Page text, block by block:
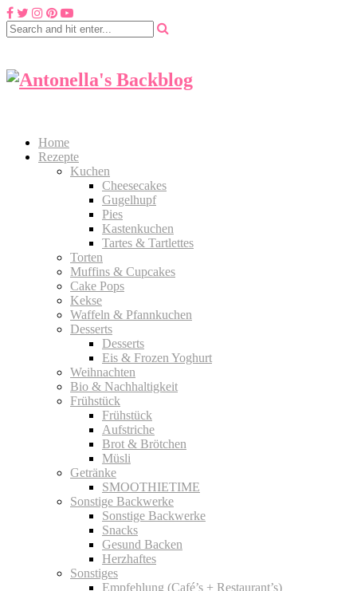
Home
Rezepte
Kuchen
Cheesecakes
Gugelhupf
Pies
Kastenkuchen
Tartes & Tartlettes
Torten
Muffins & Cupcakes
Cake Pops
Kekse
Waffeln & Pfannkuchen
Desserts
Desserts
Eis & Frozen Yoghurt
Weihnachten
Bio & Nachhaltigkeit
Frühstück
Frühstück
Aufstriche
Brot & Brötchen
Müsli
Getränke
SMOOTHIETIME
Sonstige Backwerke
Sonstige Backwerke
Snacks
Gesund Backen
Herzhaftes
Sonstiges
Empfehlung (Café’s + Restaurant’s)